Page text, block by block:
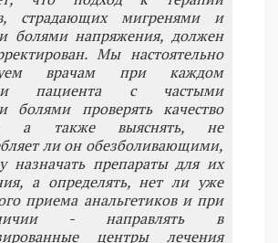
страдающих мигренями и
болями напряжения, должен
Мы настоятельно
врачам при каждом
пациента с частыми
болями проверять качество
а также выяснять, не
ли он обезболивающими,
назначать препараты для их
а определять, нет ли уже
приема анальгетиков и при
- направлять в
центры лечения